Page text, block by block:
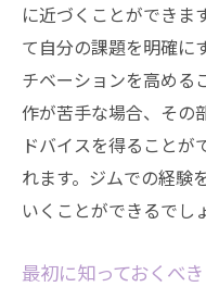
に近づくことができま
て自分の課題を明確に
チベーションを高める
作が苦手な場合、その
ドバイスを得ることが
れます。ジムでの経験
いくことができるでし
最初に知っておくべ